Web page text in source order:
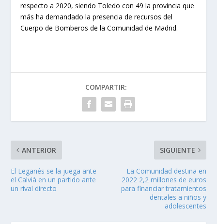
respecto a 2020, siendo Toledo con 49 la provincia que
más ha demandado la presencia de recursos del
Cuerpo de Bomberos de la Comunidad de Madrid.
COMPARTIR:
ANTERIOR
El Leganés se la juega ante
el Calvià en un partido ante
un rival directo
SIGUIENTE
La Comunidad destina en
2022 2,2 millones de euros
para financiar tratamientos
dentales a niños y
adolescentes